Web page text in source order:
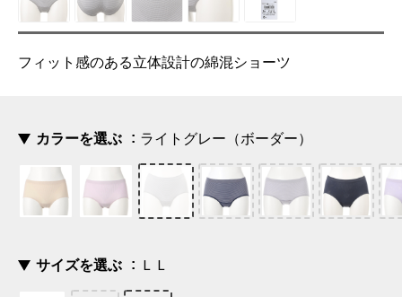
フィット感のある立体設計の綿混ショーツ
カラーを選ぶ ライトグレー（ボーダー）
サイズを選ぶ ＬＬ